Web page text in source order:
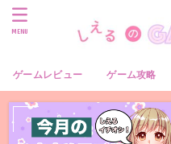
ゲームレビュー ゲーム攻略
MENU